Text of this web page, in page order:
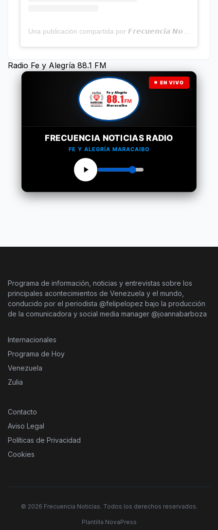
Radio Fe y Alegría 88.1 FM
EN VIVO
FRECUENCIA NOTICIAS RADIO
FE Y ALEGRÍA MARACAIBO
Programa de información, noticias y entrevistas sobre los
principales acontecimientos de Venezuela y el mundo,
conducido por el periodista @felipelopez bajo la producción
de la comunicadora y social media manager @joannabarboza
Internacionales
Programa de Hoy
Venezuela
Zulia
Contacto
Aviso Legal
Políticas de Privacidad
Cookies
© 2026 Frecuencia Noticias. Todos los derechos reservados.
Plantilla NovaPress